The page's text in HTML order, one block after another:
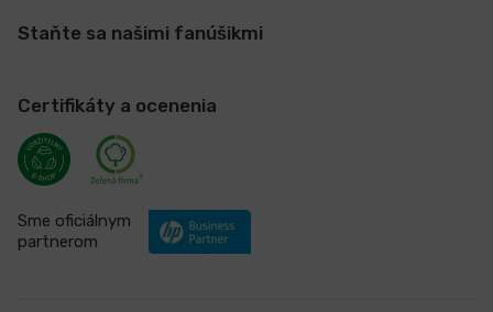
Staňte sa našimi fanúšikmi
Certifikáty a ocenenia
Sme oficiálnym
partnerom